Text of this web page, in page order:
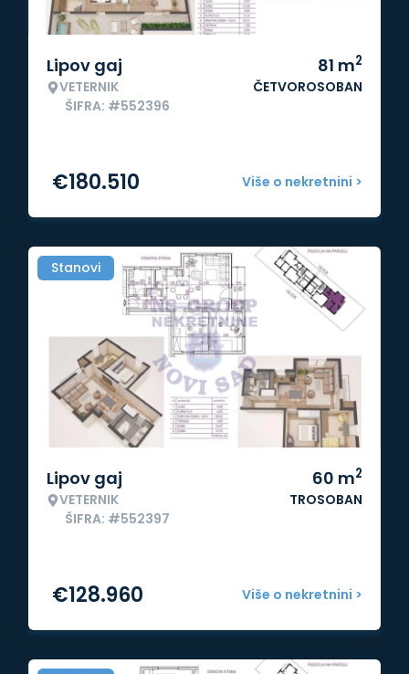
Lipov gaj
VETERNIK
ŠIFRA: #552396
81 m2
ČETVOROSOBAN
Više o nekretnini >
€180.510
Stanovi
Lipov gaj
VETERNIK
ŠIFRA: #552397
60 m2
TROSOBAN
Više o nekretnini >
€128.960